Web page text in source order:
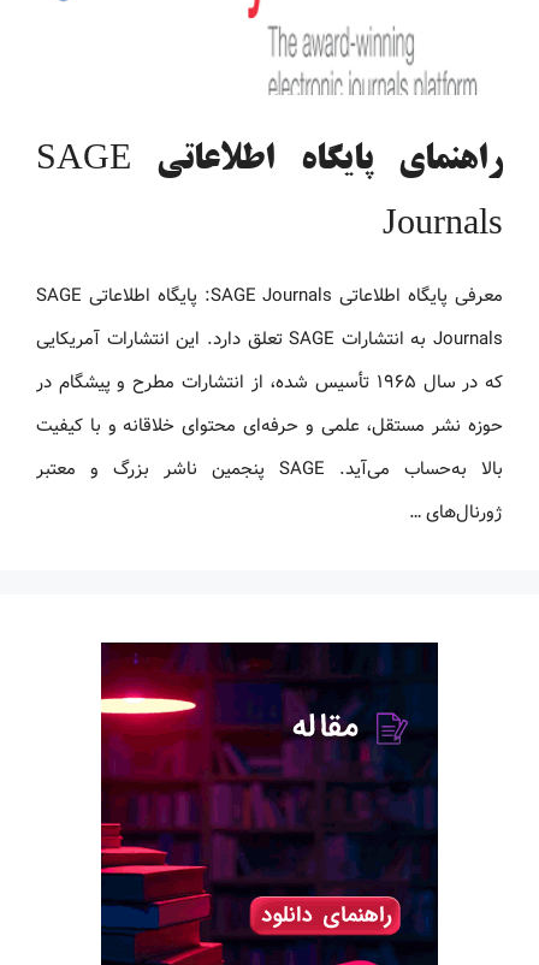
راهنمای پایگاه اطلاعاتی SAGE
Journals
معرفی پایگاه اطلاعاتی SAGE Journals: پایگاه اطلاعاتی SAGE
Journals به انتشارات SAGE تعلق دارد. این انتشارات آمریکایی
که در سال ۱۹۶۵ تأسیس شده، از انتشارات مطرح و پیشگام در
حوزه نشر مستقل، علمی و حرفه‌ای محتوای خلاقانه و با کیفیت
بالا به‌حساب می‌آید. SAGE پنجمین ناشر بزرگ و معتبر
ژورنال‌های …